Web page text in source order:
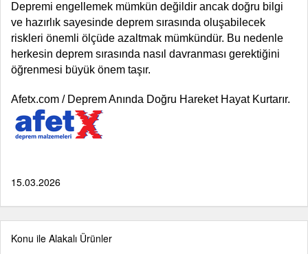
Depremi engellemek mümkün değildir ancak doğru bilgi
ve hazırlık sayesinde deprem sırasında oluşabilecek
riskleri önemli ölçüde azaltmak mümkündür. Bu nedenle
herkesin deprem sırasında nasıl davranması gerektiğini
öğrenmesi büyük önem taşır.
Afetx.com / Deprem Anında Doğru Hareket Hayat Kurtarır.
15.03.2026
Konu ile Alakalı Ürünler